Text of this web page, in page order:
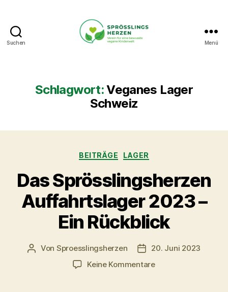
Suchen
für
eine
bewusste
Kinderwelt.
Menü
Schlagwort:Veganes Lager
Schweiz
Kategorien
BEITRÄGE LAGER
Das Sprösslingsherzen
Auffahrtslager 2023 –
Ein Rückblick
Beitragsautor
Von Sproesslingsherzen
20. Juni 2023
Keine Kommentarezu